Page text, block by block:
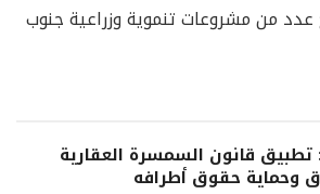
عدد من مشروعات تنموية وزراعية جنوب
تطبيق قانون السمسرة العقارية
وحماية حقوق أطرافه